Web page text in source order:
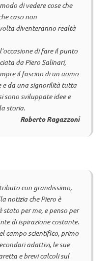
di vedere cose che
caso non
diventeranno realtà
di fare il punto
da Piero Salinari,
il fascino di un uomo
da una signorilità tutta
sono sviluppate idee e
storia.
Roberto Ragazzoni
con grandissimo,
notizia che Piero è
stato per me, e penso per
di ispirazione costante.
campo scientifico, primo
adattivi, le sue
e brevi calcoli sul